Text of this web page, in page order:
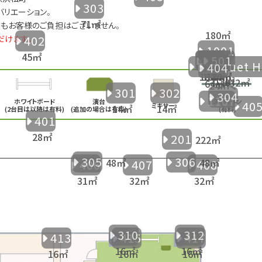
エーション。
お客様のご負担はございません。
けます。
ホワイトボード
(2台目は以降は有料)
演台
(追加の場合は有料)
ミキサー
スクリーン
(有料)
1201
1107
1001
901
801
701
Banquet
501
401
402
404
406 407 408
413 415 417
301 302
303
304
305 306
310 312
201